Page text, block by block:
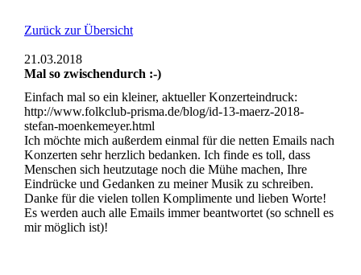
Zurück zur Übersicht
21.03.2018
Mal so zwischendurch :-)
Einfach mal so ein kleiner, aktueller Konzerteindruck:
http://www.folkclub-prisma.de/blog/id-13-maerz-2018-
stefan-moenkemeyer.html
Ich möchte mich außerdem einmal für die netten Emails nach
Konzerten sehr herzlich bedanken. Ich finde es toll, dass
Menschen sich heutzutage noch die Mühe machen, Ihre
Eindrücke und Gedanken zu meiner Musik zu schreiben.
Danke für die vielen tollen Komplimente und lieben Worte!
Es werden auch alle Emails immer beantwortet (so schnell es
mir möglich ist)!